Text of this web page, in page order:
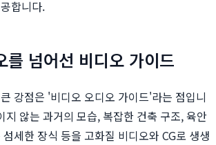
합니다.
를 넘어선 비디오 가이드
강점은 '비디오 오디오 가이드'라는 점입니
지 않는 과거의 모습, 복잡한 건축 구조, 육안
세한 장식 등을 고화질 비디오와 CG로 생생